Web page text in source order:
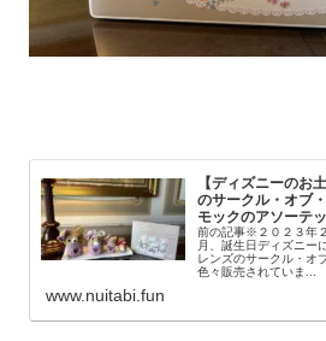
【ディズニーのお
のサークル・オブ
モックのアソーテ
前の記事※２０２３年
月、誕生日ディズニー
レンズのサークル・オ
色々販売されていま...
www.nuitabi.fun